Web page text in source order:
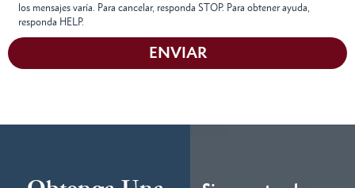
los mensajes varía. Para cancelar, responda STOP. Para obtener ayuda,
responda HELP.
ENVIAR